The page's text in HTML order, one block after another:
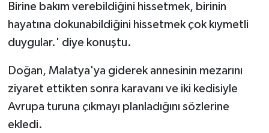
Birine bakım verebildiğini hissetmek, birinin
hayatına dokunabildiğini hissetmek çok kıymetli
duygular.' diye konuştu.
Doğan, Malatya'ya giderek annesinin mezarını
ziyaret ettikten sonra karavanı ve iki kedisiyle
Avrupa turuna çıkmayı planladığını sözlerine
ekledi.